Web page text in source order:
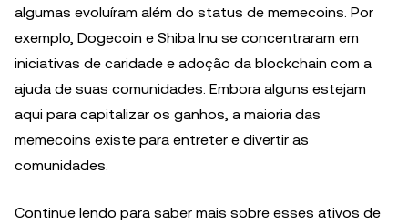
algumas evoluíram além do status de memecoins. Por
exemplo, Dogecoin e Shiba Inu se concentraram em
iniciativas de caridade e adoção da blockchain com a
ajuda de suas comunidades. Embora alguns estejam
aqui para capitalizar os ganhos, a maioria das
memecoins existe para entreter e divertir as
comunidades.
Continue lendo para saber mais sobre esses ativos de